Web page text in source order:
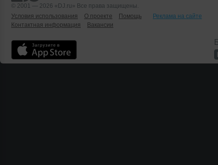
© 2001 — 2026 «DJ.ru» Все права защищены.
Условия использования
О проекте Помощь
Реклама на сайте
Контактная информация
Вакансии